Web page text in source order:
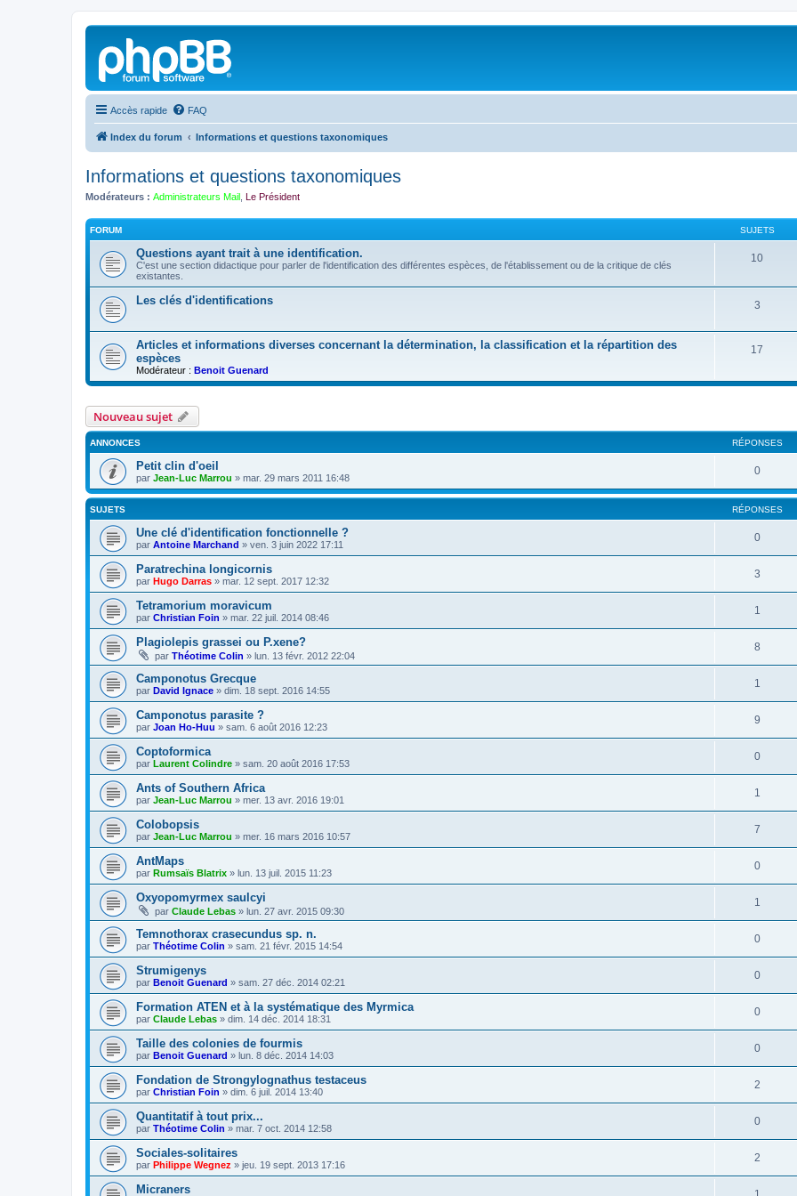
Accès rapide FAQ
Index du forum Informations et questions taxonomiques
Informations et questions taxonomiques
Modérateurs : Administrateurs Mail Le Président
FORUM SUJETS
Questions ayant trait à une identification.
C'est une section didactique pour parler de l'identification des différentes espèces, de l'établissement ou de la critique de clés
existantes.
10
Les clés d'identifications 3
Articles et informations diverses concernant la détermination, la classification et la répartition des
espèces
Modérateur : Benoit Guenard
17
Nouveau sujet
ANNONCES RÉPONSES
Petit clin d'oeil
par Jean-Luc Marrou » mar. 29 mars 2011 16:48
0
SUJETS RÉPONSES
Une clé d'identification fonctionnelle ?
par Antoine Marchand » ven. 3 juin 2022 17:11
0
Paratrechina longicornis
par Hugo Darras » mar. 12 sept. 2017 12:32
3
Tetramorium moravicum
par Christian Foin » mar. 22 juil. 2014 08:46
1
Plagiolepis grassei ou P.xene?
par Théotime Colin » lun. 13 févr. 2012 22:04
8
Camponotus Grecque
par David Ignace » dim. 18 sept. 2016 14:55
1
Camponotus parasite ?
par Joan Ho-Huu » sam. 6 août 2016 12:23
9
Coptoformica
par Laurent Colindre » sam. 20 août 2016 17:53
0
Ants of Southern Africa
par Jean-Luc Marrou » mer. 13 avr. 2016 19:01
1
Colobopsis
par Jean-Luc Marrou » mer. 16 mars 2016 10:57
7
AntMaps
par Rumsaïs Blatrix » lun. 13 juil. 2015 11:23
0
Oxyopomyrmex saulcyi
par Claude Lebas » lun. 27 avr. 2015 09:30
1
Temnothorax crasecundus sp. n.
par Théotime Colin » sam. 21 févr. 2015 14:54
0
Strumigenys
par Benoit Guenard » sam. 27 déc. 2014 02:21
0
Formation ATEN et à la systématique des Myrmica
par Claude Lebas » dim. 14 déc. 2014 18:31
0
Taille des colonies de fourmis
par Benoit Guenard » lun. 8 déc. 2014 14:03
0
Fondation de Strongylognathus testaceus
par Christian Foin » dim. 6 juil. 2014 13:40
2
Quantitatif à tout prix...
par Théotime Colin » mar. 7 oct. 2014 12:58
0
Sociales-solitaires
par Philippe Wegnez » jeu. 19 sept. 2013 17:16
2
Micraners